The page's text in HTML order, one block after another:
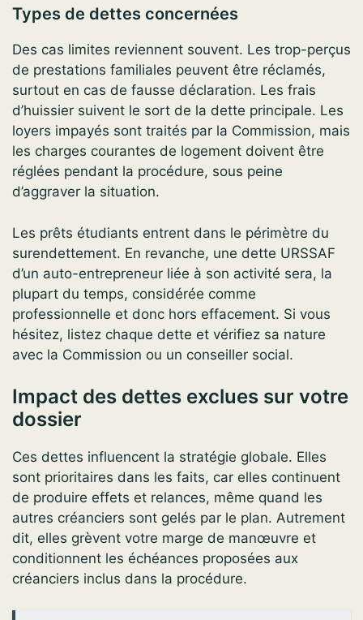
Types de dettes concernées
Des cas limites reviennent souvent. Les trop-perçus
de prestations familiales peuvent être réclamés,
surtout en cas de fausse déclaration. Les frais
d’huissier suivent le sort de la dette principale. Les
loyers impayés sont traités par la Commission, mais
les charges courantes de logement doivent être
réglées pendant la procédure, sous peine
d’aggraver la situation.
Les prêts étudiants entrent dans le périmètre du
surendettement. En revanche, une dette URSSAF
d’un auto-entrepreneur liée à son activité sera, la
plupart du temps, considérée comme
professionnelle et donc hors effacement. Si vous
hésitez, listez chaque dette et vérifiez sa nature
avec la Commission ou un conseiller social.
Impact des dettes exclues sur votre
dossier
Ces dettes influencent la stratégie globale. Elles
sont prioritaires dans les faits, car elles continuent
de produire effets et relances, même quand les
autres créanciers sont gelés par le plan. Autrement
dit, elles grèvent votre marge de manœuvre et
conditionnent les échéances proposées aux
créanciers inclus dans la procédure.